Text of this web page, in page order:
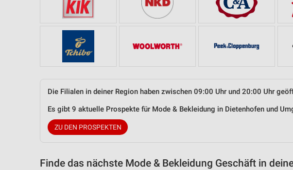
Die Filialen in deiner Region haben zwischen 09:00 Uhr und 20:00 Uhr
Es gibt 9 aktuelle Prospekte für Mode & Bekleidung in Dietenhofen und
ZU DEN PROSPEKTEN
Finde das nächste Mode & Bekleidung Geschäft in